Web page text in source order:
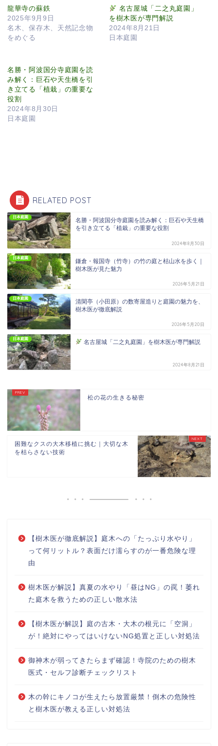
龍華寺の蘇鉄
2025年9月9日
名木、保存木、天然記念物
をめぐる
名古屋城「二之丸庭園」
を樹木医が専門解説
2024年8月21日
日本庭園
名勝・阿波国分寺庭園を読
み解く：巨石や天生橋を引
き立てる「植栽」の重要な
役割
2024年8月30日
日本庭園
RELATED POST
日本庭園
名勝・阿波国分寺庭園を読み解く：巨石や天生橋
を引き立てる「植栽」の重要な役割
2024年8月30日
日本庭園
鎌倉・報国寺（竹寺）の竹の庭と枯山水を歩く｜
樹木医が見た魅力
2026年5月21日
日本庭園
清閑亭（小田原）の数寄屋造りと庭園の魅力を、
樹木医が徹底解説
2026年5月20日
日本庭園 名古屋城「二之丸庭園」を樹木医が専門解説
2024年8月21日
松の花の生きる秘密
困難なクスの大木移植に挑む｜大切な木
を枯らさない技術
【樹木医が徹底解説】庭木への「たっぷり水やり」
って何リットル？表面だけ濡らすのが一番危険な理
由
樹木医が解説】真夏の水やり「昼はNG」の罠！萎れ
た庭木を救うための正しい散水法
【樹木医が解説】庭の古木・大木の根元に「空洞」
が！絶対にやってはいけないNG処置と正しい対処法
御神木が弱ってきたらまず確認！寺院のための樹木
医式・セルフ診断チェックリスト
木の幹にキノコが生えたら放置厳禁！倒木の危険性
と樹木医が教える正しい対処法